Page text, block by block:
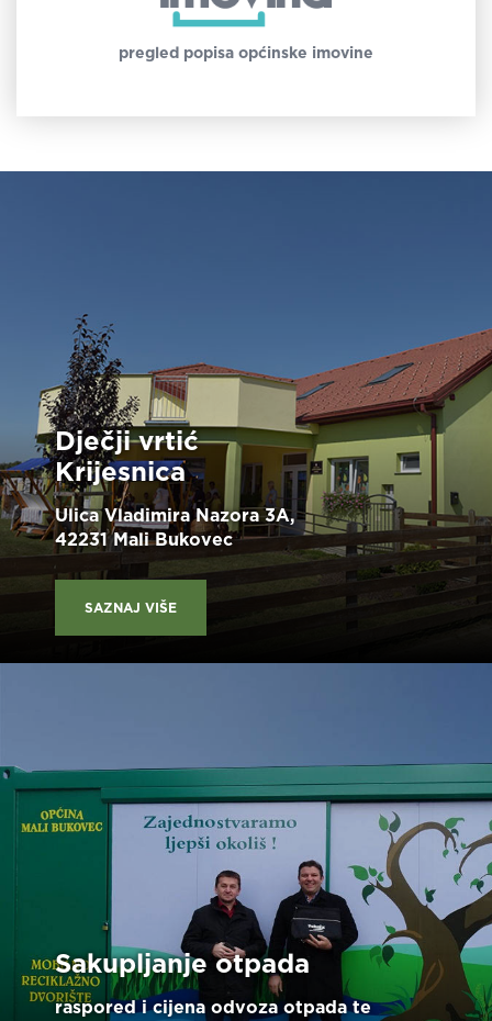
pregled popisa općinske imovine
Dječji vrtić
Krijesnica
Ulica Vladimira Nazora 3A,
42231 Mali Bukovec
SAZNAJ VIŠE
Sakupljanje otpada
raspored i cijena odvoza otpada te